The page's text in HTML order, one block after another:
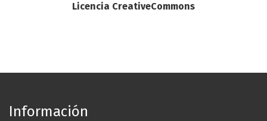
Licencia CreativeCommons
Información